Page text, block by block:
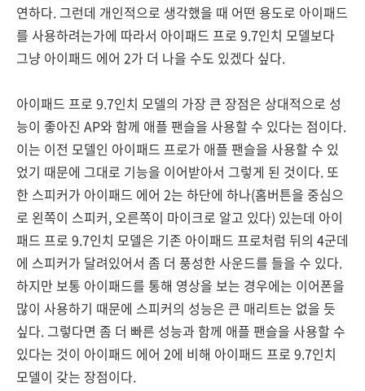
연하다. 그런데 개인적으로 생각했을 때 어떤 용도로 아이패드
를 사용하려는가에 따라서 아이패드 프로 9.7인치 모델보다
그냥 아이패드 에어 2가 더 나을 수도 있겠다 싶다.
아이패드 프로 9.7인치 모델의 가장 큰 장점은 상대적으로 성
능이 좋아진 AP와 함께 애플 팬슬을 사용할 수 있다는 점이다.
이는 이전 모델인 아이패드 프로가 애플 팬슬을 사용할 수 있
었기 때문에 그대로 기능을 이어받아서 그렇게 된 것이다. 또
한 스피커가 아이패드 에어 2는 하단에 하나(홈버튼을 중심으
로 왼쪽이 스피커, 오른쪽이 마이크로 알고 있다) 있는데 아이
패드 프로 9.7인치 모델은 기존 아이패드 프로처럼 뒤의 4군데
에 스피커가 달려있어서 좀 더 풍성한 사운드를 들을 수 있다.
하지만 보통 아이패드를 통해 영상을 보는 경우에는 이어폰을
많이 사용하기 때문에 스피커의 성능은 큰 매리트는 없을 듯
싶다. 그렇다면 좀 더 빠른 성능과 함께 애플 팬슬을 사용할 수
있다는 것이 아이패드 에어 2에 비해 아이패드 프로 9.7인치
모델이 갖는 장점이다.